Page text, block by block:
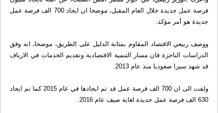
فرصة عمل جديدة خلال العام المقبل، موضحا ان ايجاد 700 الف فرصة عمل
جديدة هو أمر مؤكد.
ووصف ربيعي الاقتصاد المقاوم بمثابة الدليل على الطريق، موضحا، انه وفق
الدراسات الناجزة فان مسار التنمية الاقتصادية وتقديم الخدمات في الارياف
قد شهد سيرا صعوديا منذ عام 2013.
ولفت الى ان 700 الف فرصة عمل قد تم ايجادها في عام 2015 كما تم ايجاد
630 الف فرصة عمل جديدة لغاية صيف عام 2016.